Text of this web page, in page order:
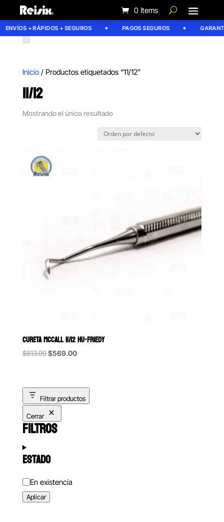
0 Items
ENVÍOS + RÁPIDOS + SEGUROS PAGOS SEGUROS
Inicio/ Productos etiquetados “11/12”
11/12
Mostrando el único resultado
CURETA MCCALL 11/12 HU-FRIEDY
$813.00Original
$813.00.
$569.00Current
$569.00.
Filtrar productos
Cerrar
FILTROS
ESTADO
Estado
En existencia
Aplicar